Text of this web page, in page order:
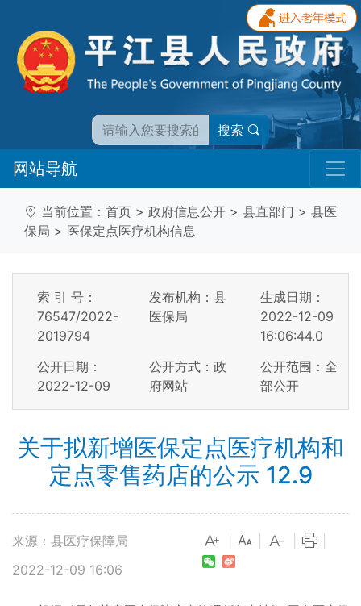
搜索
网站导航
当前位置： 首页 > 政府信息公开 > 县直部门 > 县医
保局 > 医保定点医疗机构信息
索 引 号：
76547/2022-
2019794
发布机构：县
医保局
生成日期：
2022-12-09
16:06:44.0
公开日期：
2022-12-09
公开方式：政
府网站
公开范围：全
部公开
关于拟新增医保定点医疗机构和
定点零售药店的公示 12.9
来源：县医疗保障局
2022-12-09 16:06